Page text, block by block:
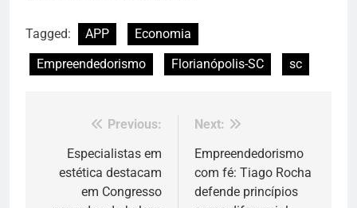
Tagged: APP
Economia
Empreendedorismo
Florianópolis-SC sc
Navegação
Previous:
Especialistas em
estética destacam
em Congresso
Next:
Empreendedorismo
com fé: Tiago Rocha
defende princípios